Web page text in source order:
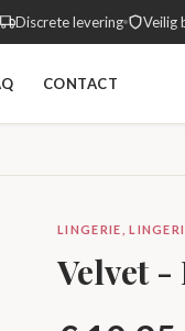
Discrete levering Veilig
CONTACT
LINGERIE,
Velvet -